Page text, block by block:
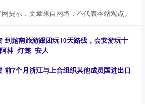
提示：文章来自网络，不代表本站观点。
到越南旅游跟团玩10天路线，会安游玩十
林_灯笼_安人
前7个月浙江与上合组织其他成员国进出口